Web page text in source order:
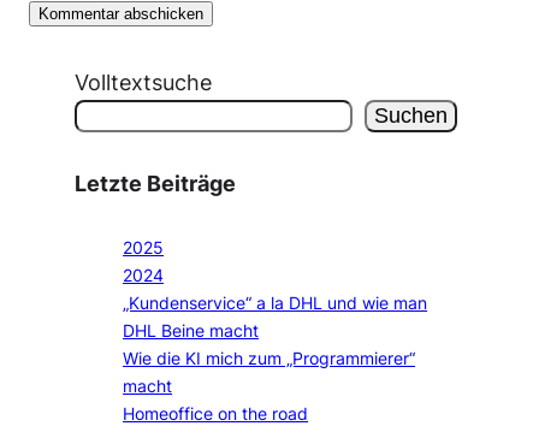
Volltextsuche
Suchen
Letzte Beiträge
2025
2024
„Kundenservice“ a la DHL und wie man
DHL Beine macht
Wie die KI mich zum „Programmierer“
macht
Homeoffice on the road